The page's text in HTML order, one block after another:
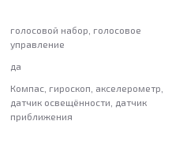
голосовой набор, голосовое
управление
да
Компас, гироскоп, акселерометр,
датчик освещённости, датчик
приближения